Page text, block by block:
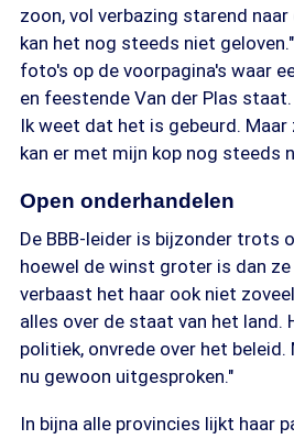
zoon, vol verbazing starend
kan het nog steeds niet
foto's op de voorpagina's waar
en feestende Van der Plas
Ik weet dat het is gebeurd.
kan er met mijn kop nog steeds
Open onderhandelen
De BBB-leider is bijzonder trots
hoewel de winst groter is dan
verbaast het haar ook niet
alles over de staat van het land.
politiek, onvrede over het beleid.
nu gewoon uitgesproken."
In bijna alle provincies lijkt haar